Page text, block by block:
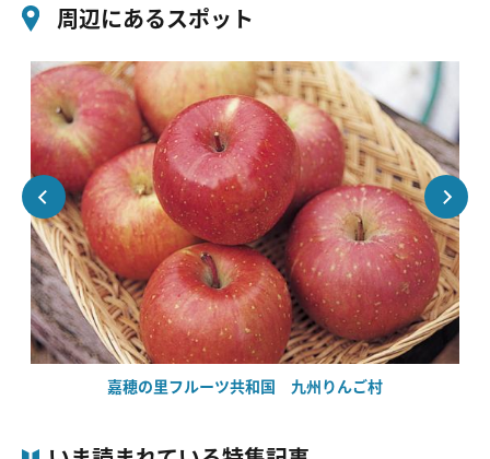
周辺にあるスポット
嘉穂の里フルーツ共和国 九州りんご村